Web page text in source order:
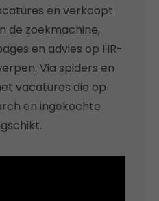
en verkoopt
de zoekmachine,
en advies op HR-
Via spiders en
vacatures die op
en ingekochte